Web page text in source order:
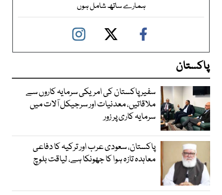
ہمارے ساتھ شامل ہوں
پاکستان
سفیر پاکستان کی امریکی سرمایہ کاروں سے
ملاقاتیں، معدنیات اور سرجیکل آلات میں
سرمایہ کاری پر زور
پاکستان، سعودی عرب اور ترکیہ کا دفاعی
معاہدہ تازہ ہوا کا جھونکا ہے، لیاقت بلوچ